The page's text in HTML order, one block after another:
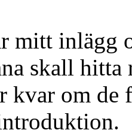
mitt inlägg
skall hitta
kvar om de